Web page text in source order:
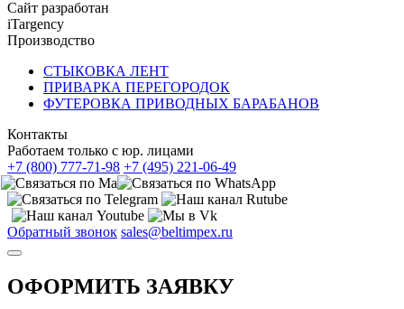
Сайт разработан
iTargency
Производство
СТЫКОВКА ЛЕНТ
ПРИВАРКА ПЕРЕГОРОДОК
ФУТЕРОВКА ПРИВОДНЫХ БАРАБАНОВ
Контакты
Работаем только с юр. лицами
+7 (800) 777-71-98 +7 (495) 221-06-49
Обратный звонок sales@beltimpex.ru
ОФОРМИТЬ ЗАЯВКУ